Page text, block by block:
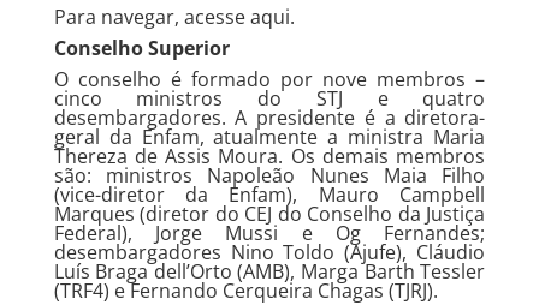
Para navegar, acesseaqui.
Conselho Superior
O conselho é formado por nove membros –
cinco ministros do STJ e quatro
desembargadores. A presidente é a diretora-
geral da Enfam, atualmente a ministra Maria
Thereza de Assis Moura. Os demais membros
são: ministros Napoleão Nunes Maia Filho
(vice-diretor da Enfam), Mauro Campbell
Marques (diretor do CEJ do Conselho da Justiça
Federal), Jorge Mussi e Og Fernandes;
desembargadores Nino Toldo (Ajufe), Cláudio
Luís Braga dell’Orto (AMB), Marga Barth Tessler
(TRF4) e Fernando Cerqueira Chagas (TJRJ).